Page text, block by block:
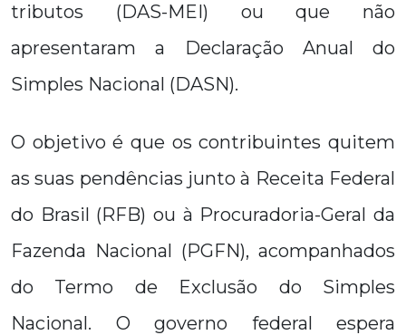
tributos (DAS-MEI) ou que não
apresentaram a Declaração Anual do
Simples Nacional (DASN).
O objetivo é que os contribuintes quitem
as suas pendências junto à Receita Federal
do Brasil (RFB) ou à Procuradoria-Geral da
Fazenda Nacional (PGFN), acompanhados
do Termo de Exclusão do Simples
Nacional. O governo federal espera